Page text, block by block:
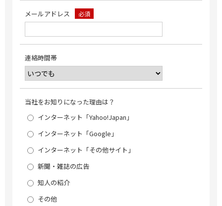
メールアドレス 必須
連絡時間帯
当社をお知りになった理由は？
インターネット「Yahoo!Japan」
インターネット「Google」
インターネット「その他サイト」
新聞・雑誌の広告
知人の紹介
その他